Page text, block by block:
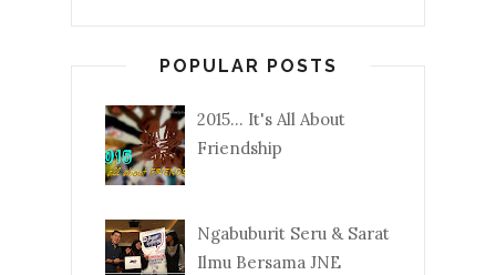
POPULAR POSTS
2015... It's All About
Friendship
Ngabuburit Seru & Sarat
Ilmu Bersama JNE